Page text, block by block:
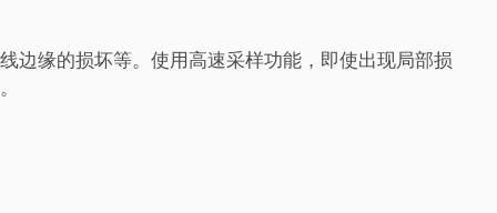
边缘的损坏等。使用高速采样功能，即使出现局部损